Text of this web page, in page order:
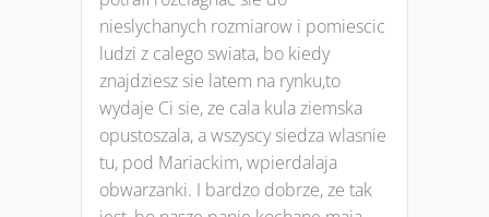
nieslychanych rozmiarow i pomiescic
ludzi z calego swiata, bo kiedy
znajdziesz sie latem na rynku,to
wydaje Ci sie, ze cala kula ziemska
opustoszala, a wszyscy siedza wlasnie
tu, pod Mariackim, wpierdalaja
obwarzanki. I bardzo dobrze, ze tak